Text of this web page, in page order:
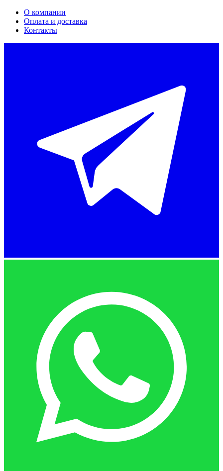
О компании
Оплата и доставка
Контакты